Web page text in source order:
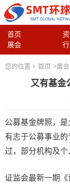
首页
展会
您的位置 首页 >展会
又有基金
公募基金牌照，
有志于公募事业
过，部分机构及个
证监会最新一期